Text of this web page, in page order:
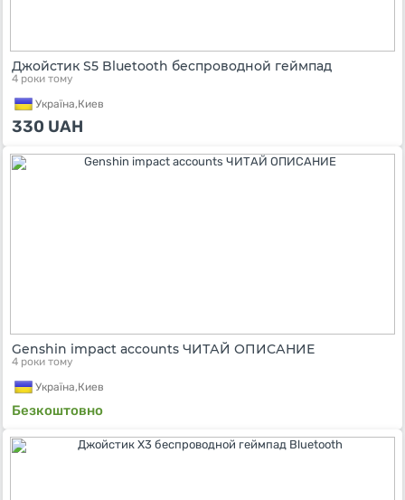
Джойстик S5​ Bluetooth беспроводной геймпад
4 роки тому
Україна,Киев
330 UAH
Genshin impact accounts ЧИТАЙ ОПИСАНИЕ
4 роки тому
Україна,Киев
Безкоштовно